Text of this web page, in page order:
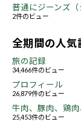
普通にジーンズ
2件のビュー
全期間の人気
旅の記録
34,466件のビュー
プロフィール
26,879件のビュー
牛肉、豚肉、鶏
25,453件のビュー